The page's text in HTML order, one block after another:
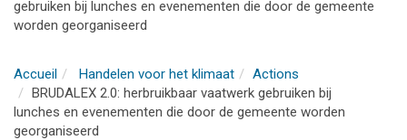
gebruiken bij lunches en evenementen die door de gemeente
worden georganiseerd
Accueil Handelen voor het klimaat
Actions
BRUDALEX 2.0: herbruikbaar vaatwerk gebruiken bij
lunches en evenementen die door de gemeente worden
georganiseerd